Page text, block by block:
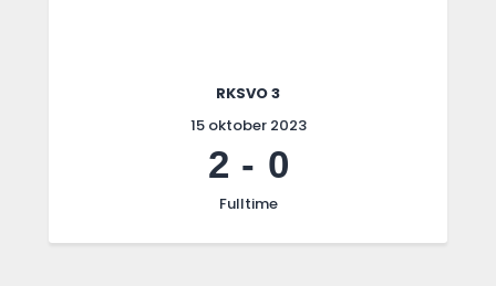
RKSVO 3
15 oktober 2023
2 - 0
Fulltime